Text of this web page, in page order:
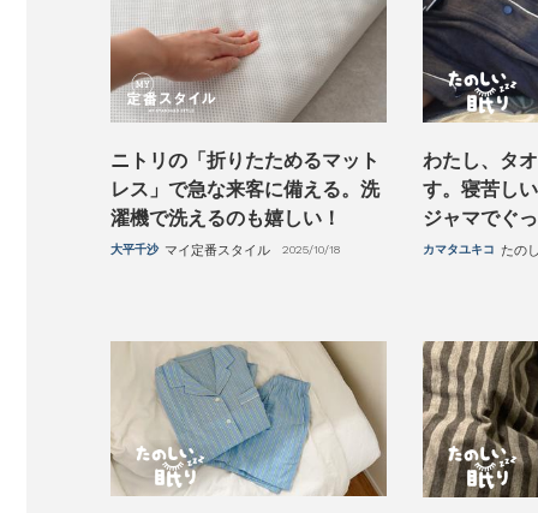
ニトリの「折りたためるマット
レス」で急な来客に備える。洗
濯機で洗えるのも嬉しい！
大平千沙 マイ定番スタイル 2025/10/18
わたし、タ
す。寝苦し
ジャマでぐ
カマタユキコ たの